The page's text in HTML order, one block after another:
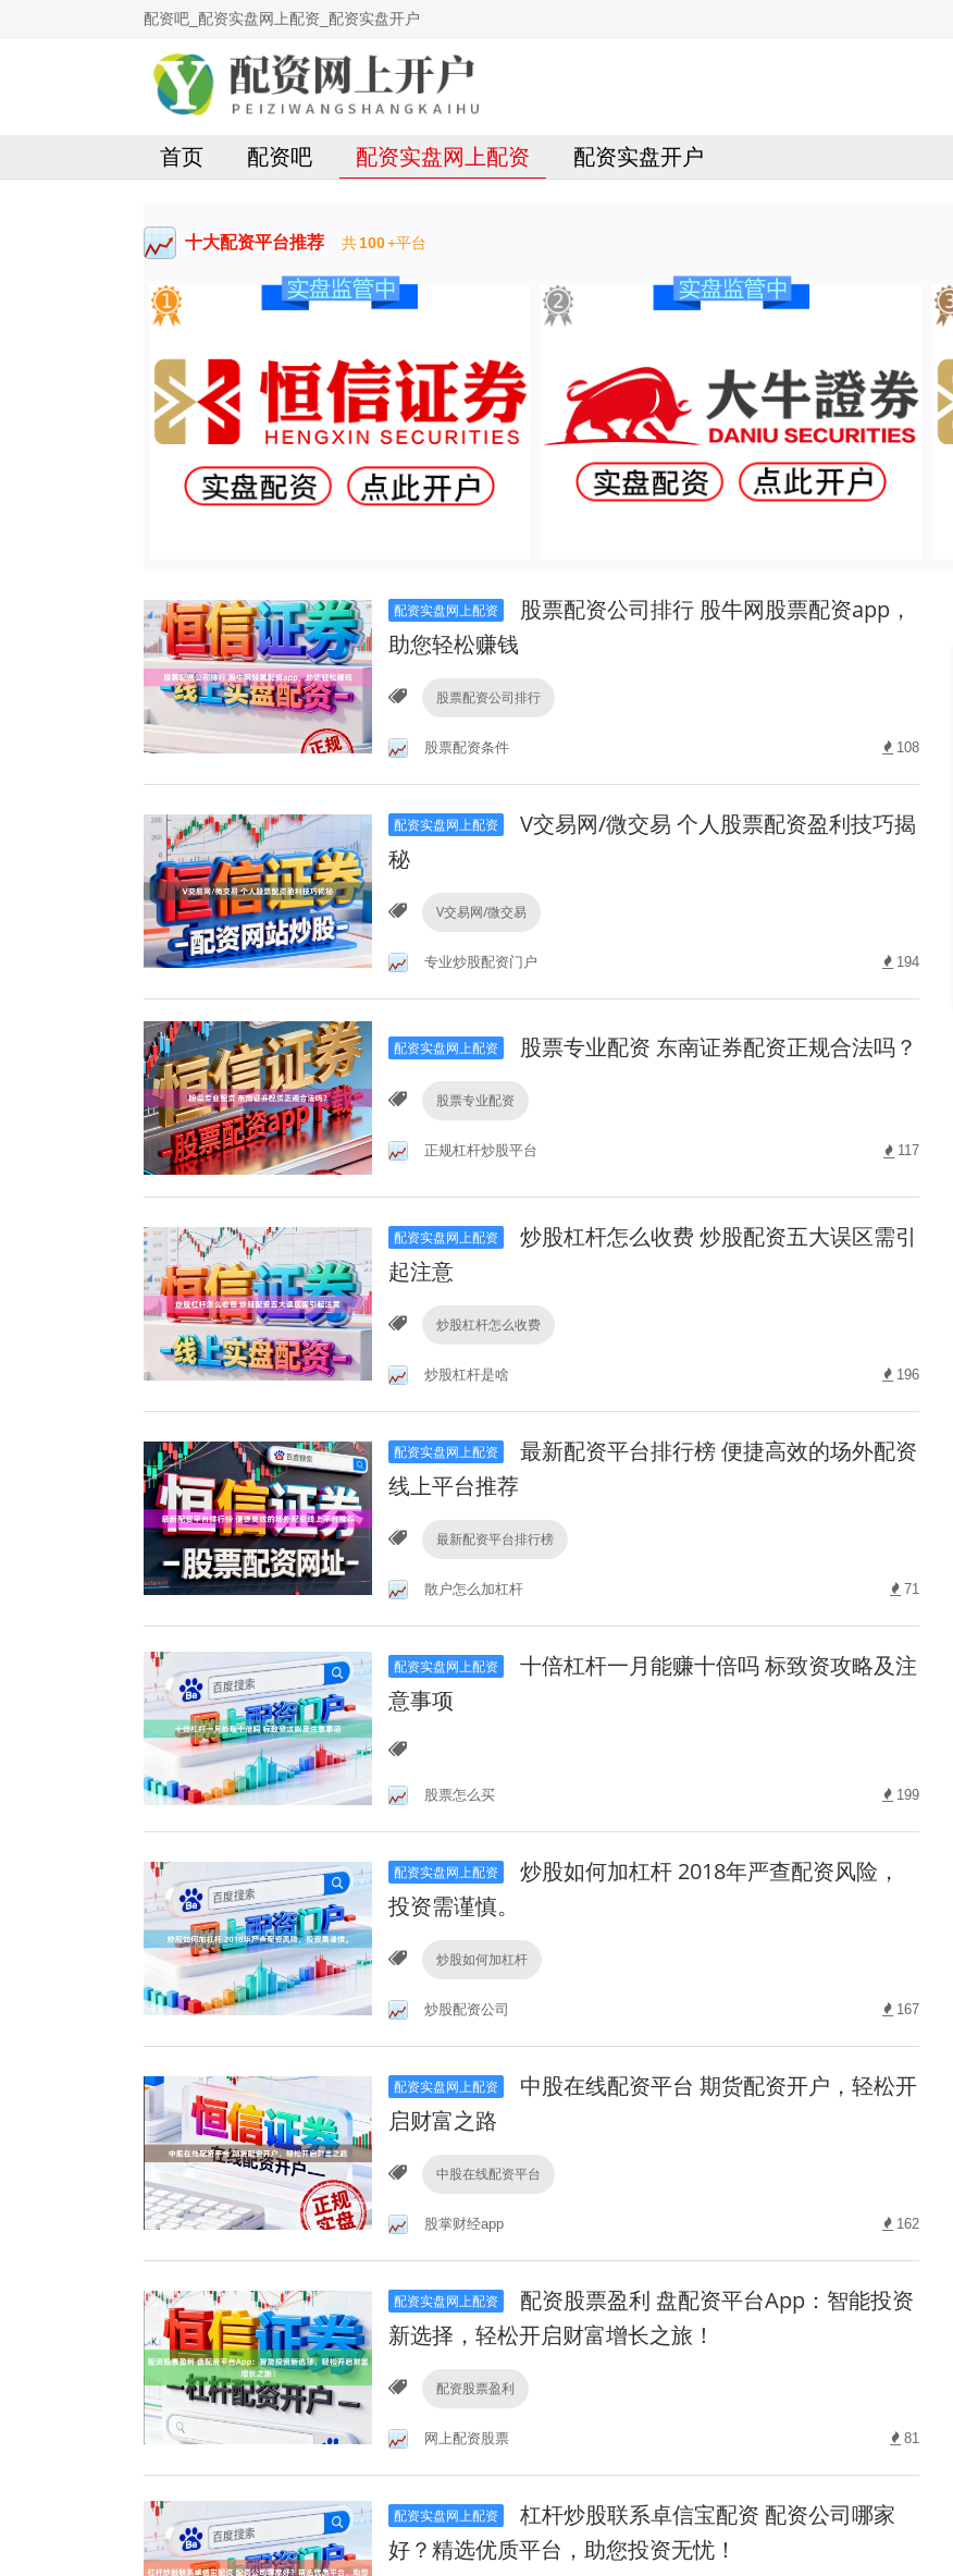
配资吧_配资实盘网上配资_配资实盘开户
首页 配资吧 配资实盘网上配资 配资实盘开户
十大配资平台推荐 共100+平台
配资实盘网上配资
股票配资公司排行 股牛网股票配资app，
助您轻松赚钱
股票配资公司排行
股票配资条件 108
配资实盘网上配资
V交易网/微交易 个人股票配资盈利技巧揭
秘
V交易网/微交易
专业炒股配资门户 194
配资实盘网上配资 股票专业配资 东南证券配资正规合法吗？
股票专业配资
正规杠杆炒股平台 117
配资实盘网上配资
炒股杠杆怎么收费 炒股配资五大误区需引
起注意
炒股杠杆怎么收费
炒股杠杆是啥 196
配资实盘网上配资
最新配资平台排行榜 便捷高效的场外配资
线上平台推荐
最新配资平台排行榜
散户怎么加杠杆 71
配资实盘网上配资
十倍杠杆一月能赚十倍吗 标致资攻略及注
意事项
股票怎么买 199
配资实盘网上配资
炒股如何加杠杆 2018年严查配资风险，
投资需谨慎。
炒股如何加杠杆
炒股配资公司 167
配资实盘网上配资
中股在线配资平台 期货配资开户，轻松开
启财富之路
中股在线配资平台
股掌财经app 162
配资实盘网上配资
配资股票盈利 盘配资平台App：智能投资
新选择，轻松开启财富增长之旅！
配资股票盈利
网上配资股票 81
配资实盘网上配资
杠杆炒股联系卓信宝配资 配资公司哪家
好？精选优质平台，助您投资无忧！